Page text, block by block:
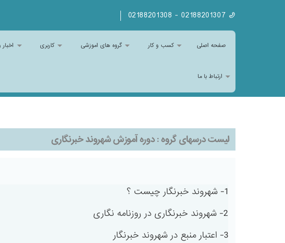
صفحه اصلی کسب و کار گروه های اموزشی کاربری
ارتباط با ما
لیست درسهای گروه :دوره آموزش شهروند خبرنگاری
1- شهروند خبرنگار چیست ؟
2- شهروند خبرنگاری در روزنامه نگاری
3- اعتبار منبع در شهروند خبرنگار